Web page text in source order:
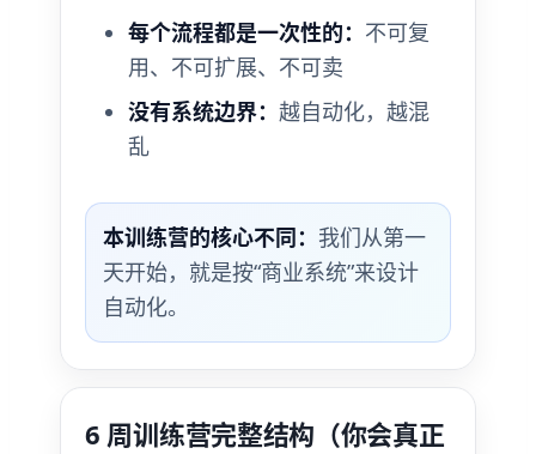
每个流程都是一次性的： 不可复
用、不可扩展、不可卖
没有系统边界： 越自动化，越混
乱
本训练营的核心不同： 我们从第一
天开始，就是按“商业系统”来设计
自动化。
6 周训练营完整结构（你会真正